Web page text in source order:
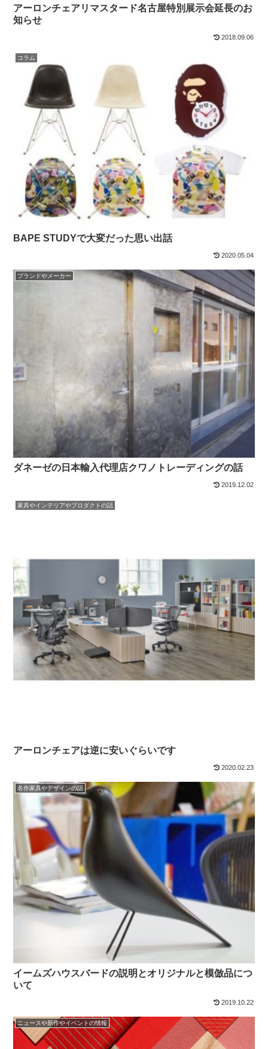
アーロンチェアリマスタード名古屋特別展示会延長のお
知らせ
2018.09.06
コラム
BAPE STUDYで大変だった思い出話
2020.05.04
ブランドやメーカー
ダネーゼの日本輸入代理店クワノトレーディングの話
2019.12.02
家具やインテリアやプロダクトの話
アーロンチェアは逆に安いぐらいです
2020.02.23
名作家具やデザインの話
イームズハウスバードの説明とオリジナルと模倣品につ
いて
2019.10.22
ニュースや新作やイベントの情報